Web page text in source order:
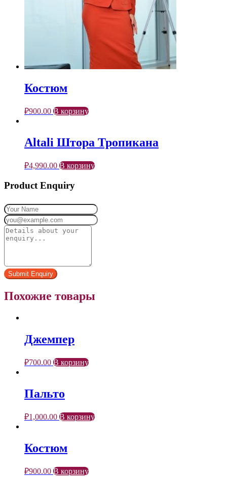
Костюм
₽900.00 В корзину
Altali Штора Тропикана
₽4,990.00 В корзину
Product Enquiry
Похожие товары
Джемпер
₽700.00 В корзину
Пальто
₽1,000.00 В корзину
Костюм
₽900.00 В корзину